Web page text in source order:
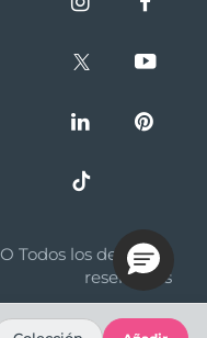
Todos los derechos
reservados